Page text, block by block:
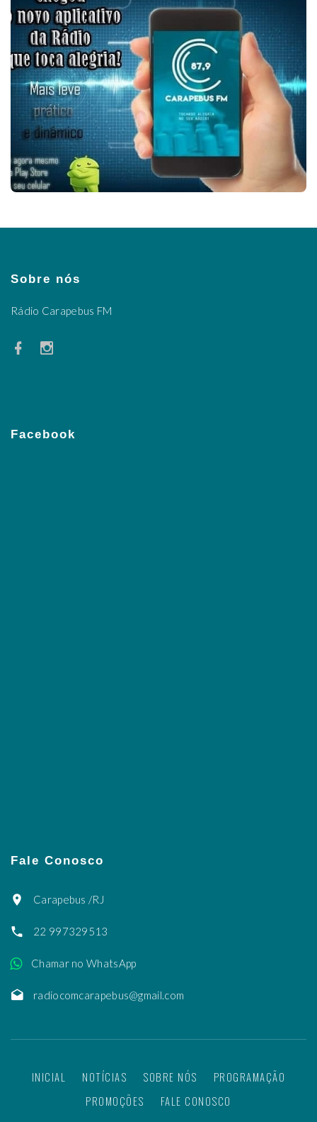
Sobre nós
Rádio Carapebus FM
Facebook
Fale Conosco
Carapebus /RJ
22 997329513
Chamar no WhatsApp
radiocomcarapebus@gmail.com
INICIAL NOTÍCIAS SOBRE NÓS
PROGRAMAÇÃO
PROMOÇÕES
FALE CONOSCO